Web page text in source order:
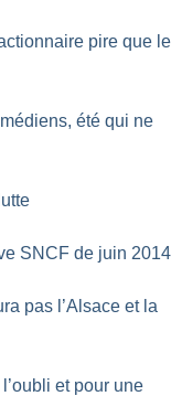
pire que le
été qui ne
SNCF de juin 2014
pas l’Alsace et la
et pour une